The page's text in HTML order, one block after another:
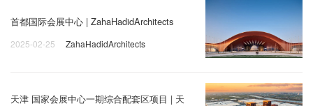
首都国际会展中心 | ZahaHadidArchitects
2025-02-25 ZahaHadidArchitects
天津 国家会展中心一期综合配套区项目 | 天